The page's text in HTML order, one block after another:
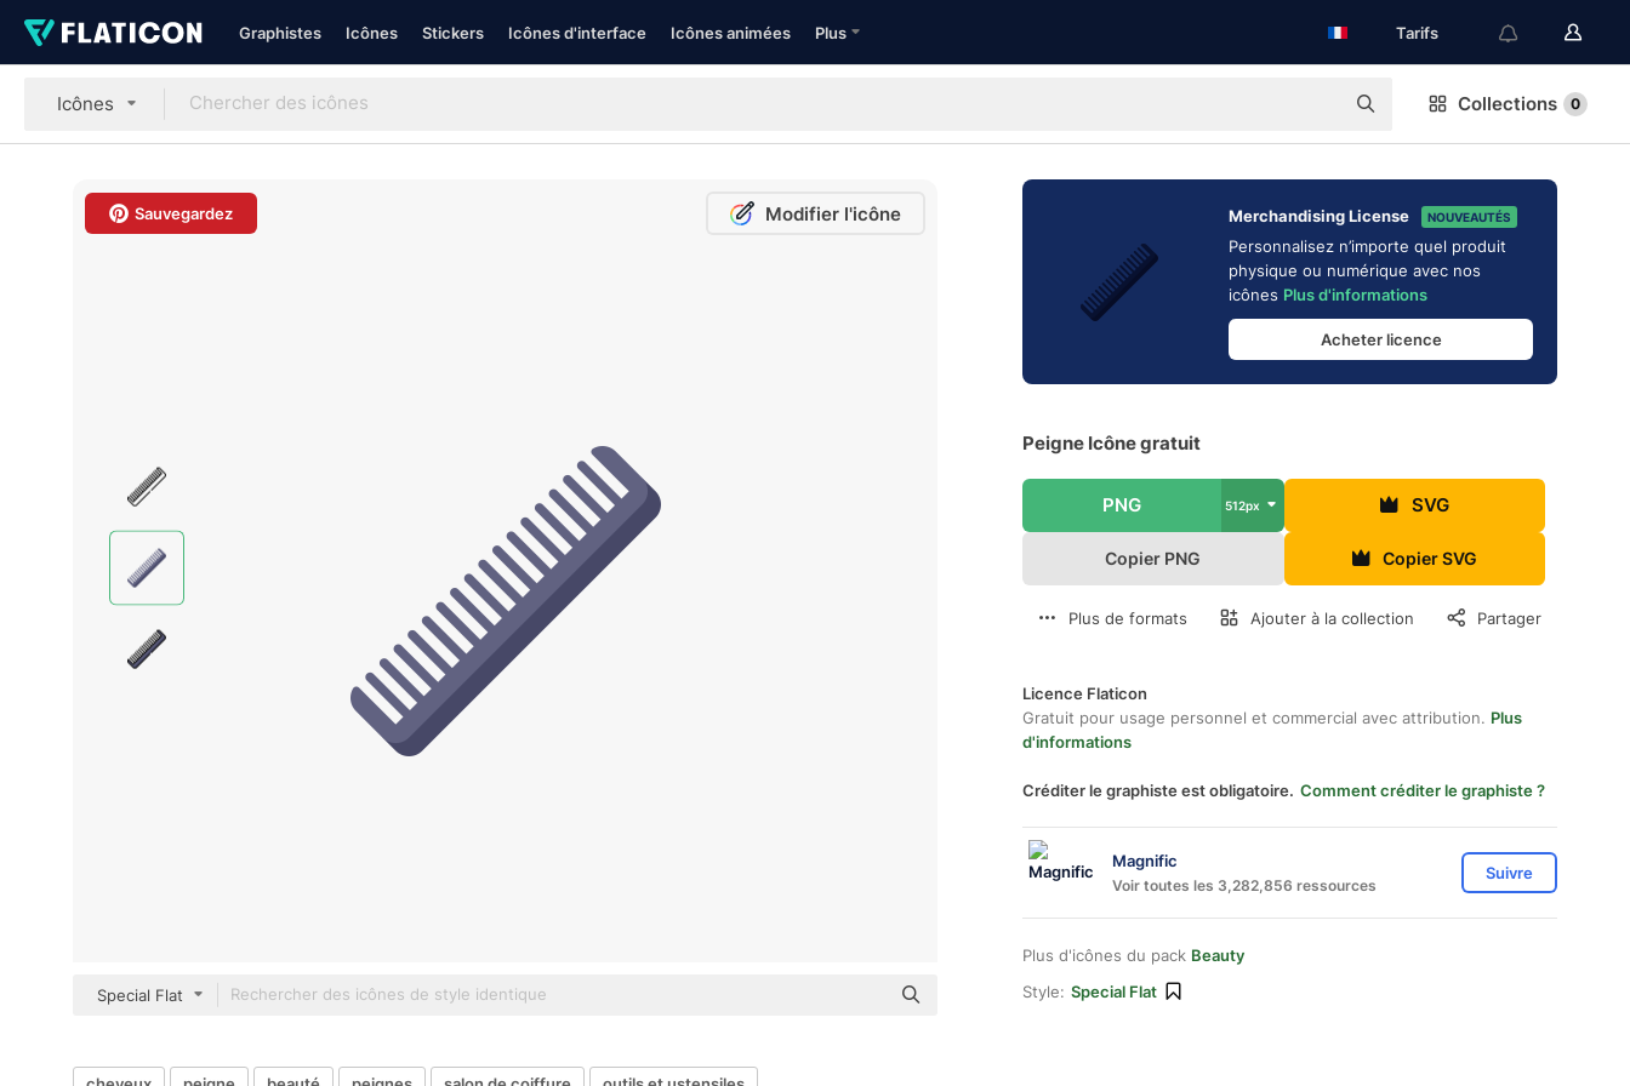
Graphistes Icônes Stickers Icônes d'interface Icônes animées Plus Tarifs
Icônes Collections 0
Sauvegardez Modifier l'icône
Special Flat
Merchandising License NOUVEAUTÉS
Personnalisez n’importe quel produit
physique ou numérique avec nos
icônes Plus d'informations
Acheter licence
Peigne Icône gratuit
PNG 512px SVG
Copier PNG Copier SVG
Plus de formats Ajouter à la collection Partager
Licence Flaticon
Gratuit pour usage personnel et commercial avec attribution. Plus
d'informations
Créditer le graphiste est obligatoire. Comment créditer le graphiste ?
Magnific
Voir toutes les 3,282,856 ressources
Suivre
Plus d'icônes du pack Beauty
Style: Special Flat